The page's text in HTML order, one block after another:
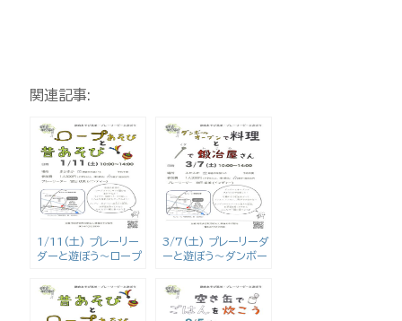
関連記事:
1/11(土) プレーリー
ダーと遊ぼう〜ロープ
3/7(土) プレーリーダ
ーと遊ぼう〜ダンボー
で鍛冶屋さん〜